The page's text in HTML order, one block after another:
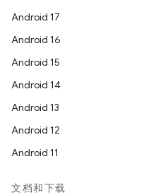
Android 17
Android 16
Android 15
Android 14
Android 13
Android 12
Android 11
文档和下载